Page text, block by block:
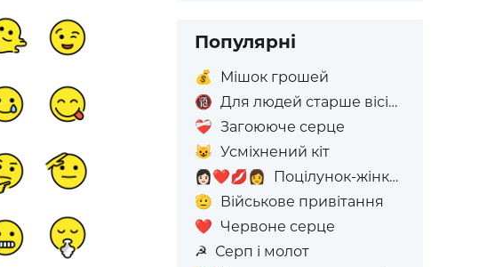
Популярні
💰
Мішок грошей
🔞 Для людей старше вісімнадцяти років
❤️‍🩹 Загоююче серце
😺 Усміхнений кіт
👩🏻‍❤️‍💋‍👩
Поцілунок-жінка: світлий тон шкіри, жінка: Без Відтінку Шкіри
🫡 Військове привітання
❤️ Червоне серце
☭ Серп і молот